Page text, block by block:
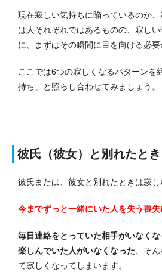
現在寂しい気持ちに陥っているのか
は人それぞれではあるものの、寂し
に、まずはその瞬間に目を向ける必要
ここでは6つの寂しくなるパターンを
持ち」と照らし合わせてみましょう。
彼氏（彼女）と別れたとき
彼氏または、彼女と別れたときは寂し
今までずっと一緒にいた人を失う喪失
毎日連絡をとっていた相手がいなくな
楽しんでいた人がいなくなった 、そ
て寂しくなってしまいます。